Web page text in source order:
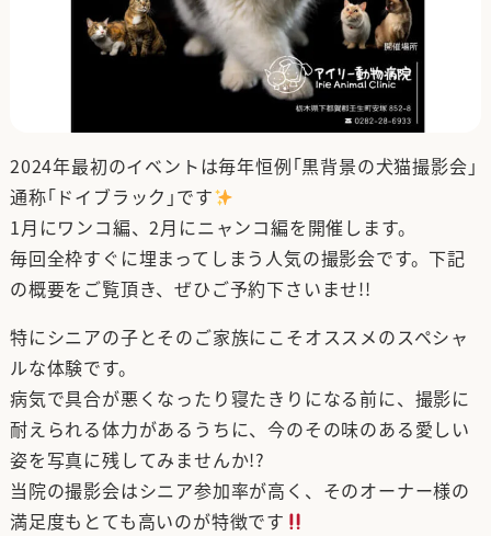
2024年最初のイベントは毎年恒例｢黒背景の犬猫撮影会｣
通称｢ドイブラック｣です
1月にワンコ編、2月にニャンコ編を開催します。
毎回全枠すぐに埋まってしまう人気の撮影会です。下記
の概要をご覧頂き、ぜひご予約下さいませ!!
特にシニアの子とそのご家族にこそオススメのスペシャ
ルな体験です。
病気で具合が悪くなったり寝たきりになる前に、撮影に
耐えられる体力があるうちに、今のその味のある愛しい
姿を写真に残してみませんか!?
当院の撮影会はシニア参加率が高く、そのオーナー様の
満足度もとても高いのが特徴です